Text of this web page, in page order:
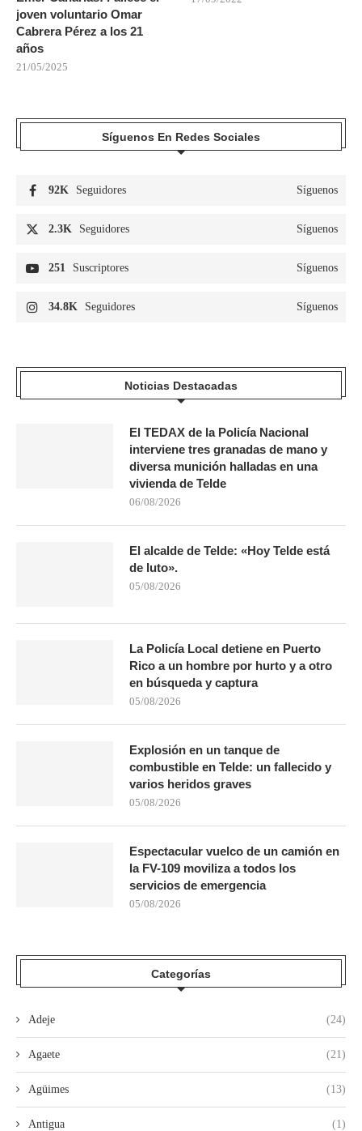
joven voluntario Omar
Cabrera Pérez a los 21
años
21/05/2025
Síguenos En Redes Sociales
92K Seguidores Síguenos
2.3K Seguidores Síguenos
251 Suscriptores Síguenos
34.8K Seguidores Síguenos
Noticias Destacadas
El TEDAX de la Policía Nacional
interviene tres granadas de mano y
diversa munición halladas en una
vivienda de Telde
06/08/2026
El alcalde de Telde: «Hoy Telde está
de luto».
05/08/2026
La Policía Local detiene en Puerto
Rico a un hombre por hurto y a otro
en búsqueda y captura
05/08/2026
Explosión en un tanque de
combustible en Telde: un fallecido y
varios heridos graves
05/08/2026
Espectacular vuelco de un camión en
la FV-109 moviliza a todos los
servicios de emergencia
05/08/2026
Categorías
Adeje (24)
Agaete (21)
Agüimes (13)
Antigua (1)